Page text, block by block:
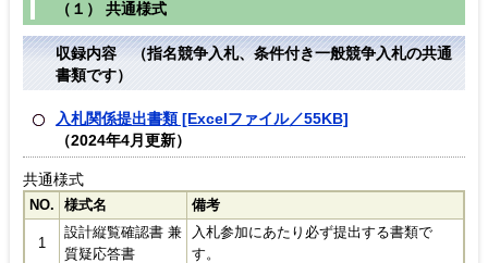
（１） 共通様式
収録内容 （指名競争入札、条件付き一般競争入札の共通
書類です）
入札関係提出書類 [Excelファイル／55KB]
（2024年4月更新）
共通様式
NO. 様式名 備考
1
設計縦覧確認書 兼
質疑応答書
入札参加にあたり必ず提出する書類で
す。